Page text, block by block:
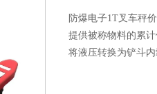
防爆电子1T叉车秤
提供被称物料的累
将液压转换为铲斗